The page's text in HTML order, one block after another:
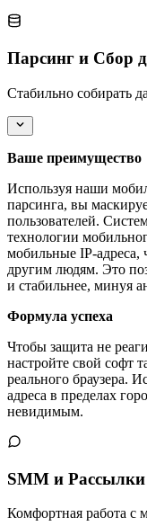
Парсинг и Сбор
Стабильно собирать
Ваше преимущество
Используя наши
парсинга, вы
пользователей.
технологии
мобильные IP-адреса,
другим людям. Это
и стабильнее, минуя
Формула успеха
Чтобы защита не
настройте свой софт
реального браузера.
адреса в пределах
невидимым.
SMM и Рассылки
Комфортная работа с